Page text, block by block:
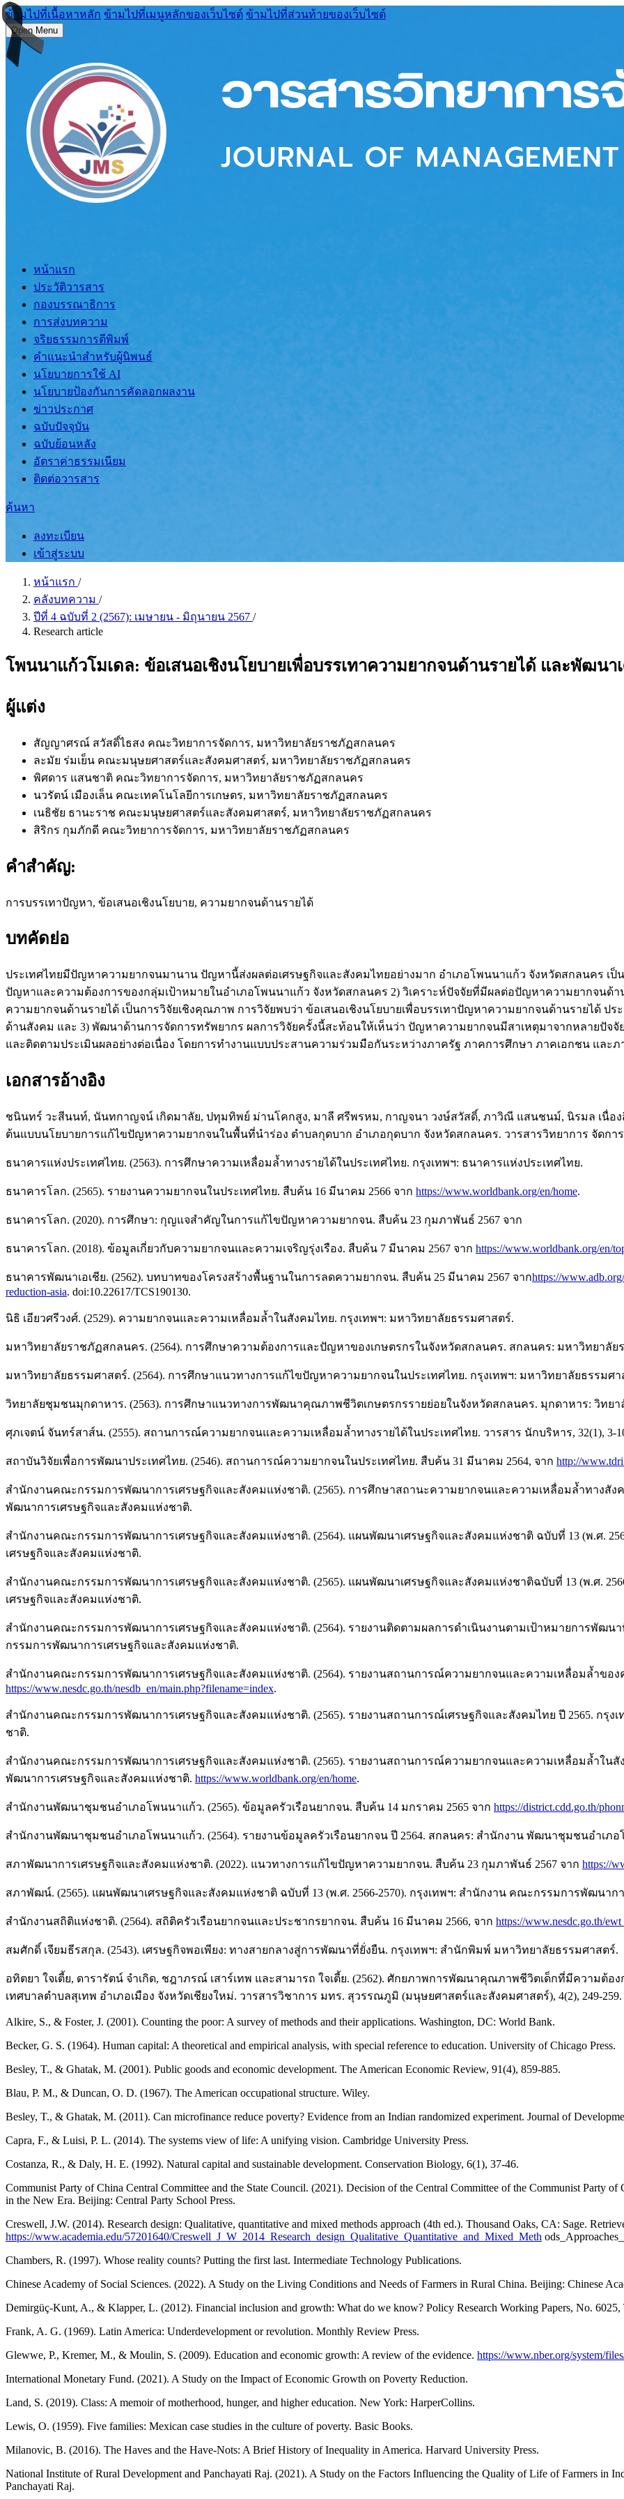
ข้ามไปที่เนื้อหาหลัก ข้ามไปที่เมนูหลักของเว็บไซต์ ข้ามไปที่ส่วนท้ายของเว็บไซต์
Open Menu
หน้าแรก
ประวัติวารสาร
กองบรรณาธิการ
การส่งบทความ
จริยธรรมการตีพิมพ์
คำแนะนำสำหรับผู้นิพนธ์
นโยบายการใช้ AI
นโยบายป้องกันการคัดลอกผลงาน
ข่าวประกาศ
ฉบับปัจจุบัน
ฉบับย้อนหลัง
อัตราค่าธรรมเนียม
ติดต่อวารสาร
ค้นหา
ลงทะเบียน
เข้าสู่ระบบ
หน้าแรก /
คลังบทความ /
ปีที่ 4 ฉบับที่ 2 (2567): เมษายน - มิถุนายน 2567 /
Research article
โพนนาแก้วโมเดล: ข้อเสนอเชิงนโยบายเพื่อบรรเทาความยากจนด้านรายได้ และพัฒนา
ผู้แต่ง
สัญญาศรณ์ สวัสดิ์ไธสง คณะวิทยาการจัดการ, มหาวิทยาลัยราชภัฏสกลนคร
ละมัย ร่มเย็น คณะมนุษยศาสตร์และสังคมศาสตร์, มหาวิทยาลัยราชภัฏสกลนคร
พิศดาร แสนชาติ คณะวิทยาการจัดการ, มหาวิทยาลัยราชภัฏสกลนคร
นวรัตน์ เมืองเล็น คณะเทคโนโลยีการเกษตร, มหาวิทยาลัยราชภัฏสกลนคร
เนธิชัย ธานะราช คณะมนุษยศาสตร์และสังคมศาสตร์, มหาวิทยาลัยราชภัฏสกลนคร
สิริกร กุมภักดี คณะวิทยาการจัดการ, มหาวิทยาลัยราชภัฏสกลนคร
คำสำคัญ:
การบรรเทาปัญหา, ข้อเสนอเชิงนโยบาย, ความยากจนด้านรายได้
บทคัดย่อ
ประเทศไทยมีปัญหาความยากจนมานาน ปัญหานี้ส่งผลต่อเศรษฐกิจและสังคมไทยอย่างมาก อำเภอโพนนาแก้ว จังหวัดสกลนคร เ
ปัญหาและความต้องการของกลุ่มเป้าหมายในอำเภอโพนนาแก้ว จังหวัดสกลนคร 2) วิเคราะห์ปัจจัยที่มีผลต่อปัญหาความยากจนด้า
ความยากจนด้านรายได้ เป็นการวิจัยเชิงคุณภาพ การวิจัยพบว่า ข้อเสนอเชิงนโยบายเพื่อบรรเทาปัญหาความยากจนด้านรายได้ ป
ด้านสังคม และ 3) พัฒนาด้านการจัดการทรัพยากร ผลการวิจัยครั้งนี้สะท้อนให้เห็นว่า ปัญหาความยากจนมีสาเหตุมาจากหลายปัจ
และติดตามประเมินผลอย่างต่อเนื่อง โดยการทำงานแบบประสานความร่วมมือกันระหว่างภาครัฐ ภาคการศึกษา ภาคเอกชน และ
เอกสารอ้างอิง
ชนินทร์ วะสีนนท์, นันทกาญจน์ เกิดมาลัย, ปทุมทิพย์ ม่านโคกสูง, มาลี ศรีพรหม, กาญจนา วงษ์สวัสดิ์, ภาวิณี แสนชนม์, นิรมล เนื่อง
ต้นแบบนโยบายการแก้ไขปัญหาความยากจนในพื้นที่นำร่อง ตำบลกุดบาก อำเภอกุดบาก จังหวัดสกลนคร. วารสารวิทยาการ จัดกา
ธนาคารแห่งประเทศไทย. (2563). การศึกษาความเหลื่อมล้ำทางรายได้ในประเทศไทย. กรุงเทพฯ: ธนาคารแห่งประเทศไทย.
ธนาคารโลก. (2565). รายงานความยากจนในประเทศไทย. สืบค้น 16 มีนาคม 2566 จาก https://www.worldbank.org/en/home.
ธนาคารโลก. (2020). การศึกษา: กุญแจสำคัญในการแก้ไขปัญหาความยากจน. สืบค้น 23 กุมภาพันธ์ 2567 จาก
ธนาคารโลก. (2018). ข้อมูลเกี่ยวกับความยากจนและความเจริญรุ่งเรือง. สืบค้น 7 มีนาคม 2567 จาก https://www.worldbank.org/en/
ธนาคารพัฒนาเอเชีย. (2562). บทบาทของโครงสร้างพื้นฐานในการลดความยากจน. สืบค้น 25 มีนาคม 2567 จากhttps://
reduction-asia. doi:10.22617/TCS190130.
นิธิ เอียวศรีวงศ์. (2529). ความยากจนและความเหลื่อมล้ำในสังคมไทย. กรุงเทพฯ: มหาวิทยาลัยธรรมศาสตร์.
มหาวิทยาลัยราชภัฏสกลนคร. (2564). การศึกษาความต้องการและปัญหาของเกษตรกรในจังหวัดสกลนคร. สกลนคร: มหาวิทยาลั
มหาวิทยาลัยธรรมศาสตร์. (2564). การศึกษาแนวทางการแก้ไขปัญหาความยากจนในประเทศไทย. กรุงเทพฯ: มหาวิทยาลัยธรรมศา
วิทยาลัยชุมชนมุกดาหาร. (2563). การศึกษาแนวทางการพัฒนาคุณภาพชีวิตเกษตรกรรายย่อยในจังหวัดสกลนคร. มุกดาหาร: วิทย
ศุภเจตน์ จันทร์สาส์น. (2555). สถานการณ์ความยากจนและความเหลื่อมล้ำทางรายได้ในประเทศไทย. วารสาร นักบริหาร, 32(1), 3-
สถาบันวิจัยเพื่อการพัฒนาประเทศไทย. (2546). สถานการณ์ความยากจนในประเทศไทย. สืบค้น 31 มีนาคม 2564, จาก http://
สำนักงานคณะกรรมการพัฒนาการเศรษฐกิจและสังคมแห่งชาติ. (2565). การศึกษาสถานะความยากจนและความเหลื่อมล้ำทางสั
พัฒนาการเศรษฐกิจและสังคมแห่งชาติ.
สำนักงานคณะกรรมการพัฒนาการเศรษฐกิจและสังคมแห่งชาติ. (2564). แผนพัฒนาเศรษฐกิจและสังคมแห่งชาติ ฉบับที่ 13 (พ.ศ.
เศรษฐกิจและสังคมแห่งชาติ.
สำนักงานคณะกรรมการพัฒนาการเศรษฐกิจและสังคมแห่งชาติ. (2565). แผนพัฒนาเศรษฐกิจและสังคมแห่งชาติฉบับที่ 13 (พ.ศ.
เศรษฐกิจและสังคมแห่งชาติ.
สำนักงานคณะกรรมการพัฒนาการเศรษฐกิจและสังคมแห่งชาติ. (2564). รายงานติดตามผลการดำเนินงานตามเป้าหมายการพัฒนา
กรรมการพัฒนาการเศรษฐกิจและสังคมแห่งชาติ.
สำนักงานคณะกรรมการพัฒนาการเศรษฐกิจและสังคมแห่งชาติ. (2564). รายงานสถานการณ์ความยากจนและความเหลื่อมล้ำของ
https://www.nesdc.go.th/nesdb_en/main.php?filename=index.
สำนักงานคณะกรรมการพัฒนาการเศรษฐกิจและสังคมแห่งชาติ. (2565). รายงานสถานการณ์เศรษฐกิจและสังคมไทย ปี 2565. กรุ
ชาติ.
สำนักงานคณะกรรมการพัฒนาการเศรษฐกิจและสังคมแห่งชาติ. (2565). รายงานสถานการณ์ความยากจนและความเหลื่อมล้ำในสั
พัฒนาการเศรษฐกิจและสังคมแห่งชาติ. https://www.worldbank.org/en/home.
สำนักงานพัฒนาชุมชนอำเภอโพนนาแก้ว. (2565). ข้อมูลครัวเรือนยากจน. สืบค้น 14 มกราคม 2565 จาก https://district.cdd.go.th/
สำนักงานพัฒนาชุมชนอำเภอโพนนาแก้ว. (2564). รายงานข้อมูลครัวเรือนยากจน ปี 2564. สกลนคร: สำนักงาน พัฒนาชุมชนอำเภอ
สภาพัฒนาการเศรษฐกิจและสังคมแห่งชาติ. (2022). แนวทางการแก้ไขปัญหาความยากจน. สืบค้น 23 กุมภาพันธ์ 2567 จาก https://
สภาพัฒน์. (2565). แผนพัฒนาเศรษฐกิจและสังคมแห่งชาติ ฉบับที่ 13 (พ.ศ. 2566-2570). กรุงเทพฯ: สำนักงาน คณะกรรมการพัฒนาก
สำนักงานสถิติแห่งชาติ. (2564). สถิติครัวเรือนยากจนและประชากรยากจน. สืบค้น 16 มีนาคม 2566, จาก https://www.nesdc.go.th/
สมศักดิ์ เจียมธีรสกุล. (2543). เศรษฐกิจพอเพียง: ทางสายกลางสู่การพัฒนาที่ยั่งยืน. กรุงเทพฯ: สำนักพิมพ์ มหาวิทยาลัยธรรมศาสตร์.
อทิตยา ใจเตี้ย, ดารารัตน์ จำเกิด, ชฎาภรณ์ เสาร์เทพ และสามารถ ใจเตี้ย. (2562). ศักยภาพการพัฒนาคุณภาพชีวิตเด็กที่มีความต้
เทศบาลตำบลสุเทพ อำเภอเมือง จังหวัดเชียงใหม่. วารสารวิชาการ มทร. สุวรรณภูมิ (มนุษยศาสตร์และสังคมศาสตร์), 4(2), 249-259.
Alkire, S., & Foster, J. (2001). Counting the poor: A survey of methods and their applications. Washington, DC: World Bank.
Becker, G. S. (1964). Human capital: A theoretical and empirical analysis, with special reference to education. University of Chicago Press.
Besley, T., & Ghatak, M. (2001). Public goods and economic development. The American Economic Review, 91(4), 859-885.
Blau, P. M., & Duncan, O. D. (1967). The American occupational structure. Wiley.
Besley, T., & Ghatak, M. (2011). Can microfinance reduce poverty? Evidence from an Indian randomized experiment. Journal of
Capra, F., & Luisi, P. L. (2014). The systems view of life: A unifying vision. Cambridge University Press.
Costanza, R., & Daly, H. E. (1992). Natural capital and sustainable development. Conservation Biology, 6(1), 37-46.
Communist Party of China Central Committee and the State Council. (2021). Decision of the Central Committee of the Communist Party
in the New Era. Beijing: Central Party School Press.
Creswell, J.W. (2014). Research design: Qualitative, quantitative and mixed methods approach (4th ed.). Thousand Oaks, CA: Sage.
https://www.academia.edu/57201640/Creswell_J_W_2014_Research_design_Qualitative_Quantitative_and_Mixed_Meth
Chambers, R. (1997). Whose reality counts? Putting the first last. Intermediate Technology Publications.
Chinese Academy of Social Sciences. (2022). A Study on the Living Conditions and Needs of Farmers in Rural China. Beijing: Chinese
Demirgüç-Kunt, A., & Klapper, L. (2012). Financial inclusion and growth: What do we know? Policy Research Working Papers, No.
Frank, A. G. (1969). Latin America: Underdevelopment or revolution. Monthly Review Press.
Glewwe, P., Kremer, M., & Moulin, S. (2009). Education and economic growth: A review of the evidence. https://www.nber.org/system/
International Monetary Fund. (2021). A Study on the Impact of Economic Growth on Poverty Reduction.
Land, S. (2019). Class: A memoir of motherhood, hunger, and higher education. New York: HarperCollins.
Lewis, O. (1959). Five families: Mexican case studies in the culture of poverty. Basic Books.
Milanovic, B. (2016). The Haves and the Have-Nots: A Brief History of Inequality in America. Harvard University Press.
National Institute of Rural Development and Panchayati Raj. (2021). A Study on the Factors Influencing the Quality of Life of Farmers in
Panchayati Raj.